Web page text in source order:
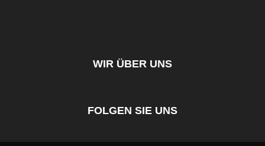
WIR ÜBER UNS
FOLGEN SIE UNS